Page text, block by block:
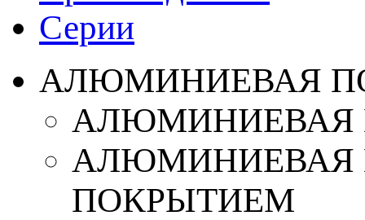
Серии
АЛЮМИНИЕВАЯ
АЛЮМИНИЕВАЯ
АЛЮМИНИЕВАЯ
ПОКРЫТИЕМ